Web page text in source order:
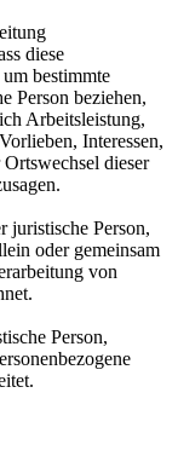
diese
bestimmte
Person beziehen,
Arbeitsleistung,
Interessen,
dieser
juristische Person,
oder gemeinsam
von
Person,